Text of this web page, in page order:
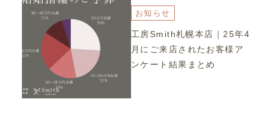
お知らせ
工房Smith札幌本店｜25年4
月にご来店されたお客様ア
ンケート結果まとめ